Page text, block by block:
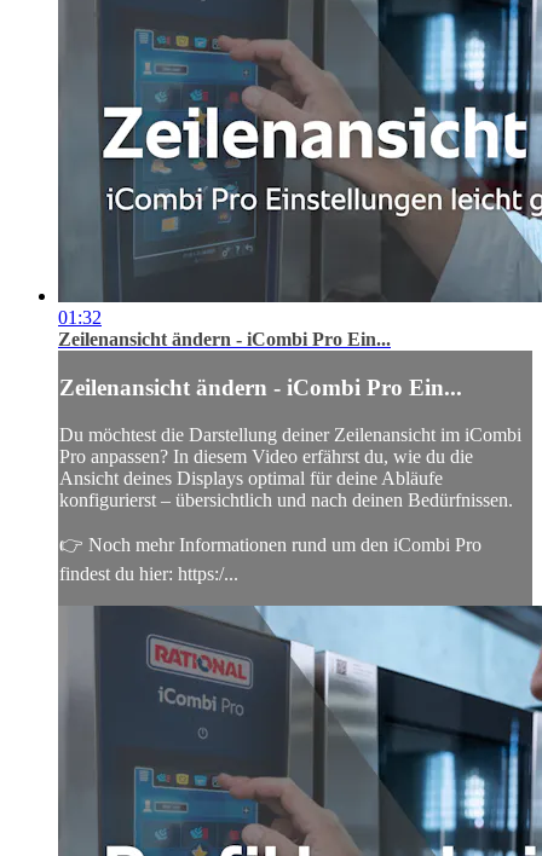
01:32
Zeilenansicht ändern - iCombi Pro Ein...
Zeilenansicht ändern - iCombi Pro Ein...
Du möchtest die Darstellung deiner Zeilenansicht im iCombi
Pro anpassen? In diesem Video erfährst du, wie du die
Ansicht deines Displays optimal für deine Abläufe
konfigurierst – übersichtlich und nach deinen Bedürfnissen.
👉 Noch mehr Informationen rund um den iCombi Pro
findest du hier: https:/...